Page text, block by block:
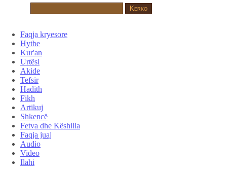
Faqja kryesore
Hytbe
Kur'an
Urtësi
Akide
Tefsir
Hadith
Fikh
Artikuj
Shkencë
Fetva dhe Këshilla
Faqja juaj
Audio
Video
Ilahi